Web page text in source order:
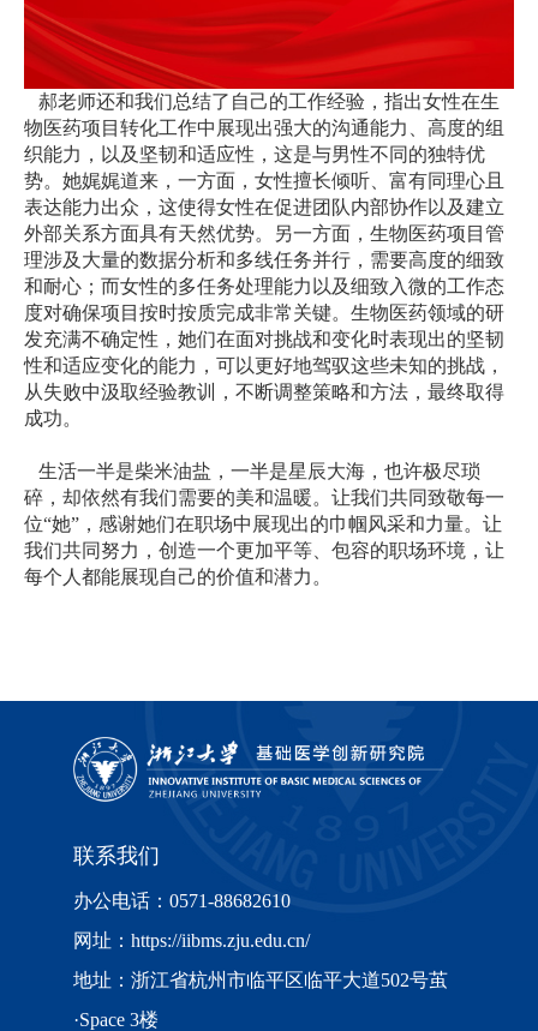
郝老师还和我们总结了自己的工作经验，指出女性在生
物医药项目转化工作中展现出强大的沟通能力、高度的组
织能力，以及坚韧和适应性，这是与男性不同的独特优
势。她娓娓道来，一方面，女性擅长倾听、富有同理心且
表达能力出众，这使得女性在促进团队内部协作以及建立
外部关系方面具有天然优势。另一方面，生物医药项目管
理涉及大量的数据分析和多线任务并行，需要高度的细致
和耐心；而女性的多任务处理能力以及细致入微的工作态
度对确保项目按时按质完成非常关键。生物医药领域的研
发充满不确定性，她们在面对挑战和变化时表现出的坚韧
性和适应变化的能力，可以更好地驾驭这些未知的挑战，
从失败中汲取经验教训，不断调整策略和方法，最终取得
成功。
生活一半是柴米油盐，一半是星辰大海，也许极尽琐
碎，却依然有我们需要的美和温暖。让我们共同致敬每一
位“她”，感谢她们在职场中展现出的巾帼风采和力量。让
我们共同努力，创造一个更加平等、包容的职场环境，让
每个人都能展现自己的价值和潜力。
联系我们
办公电话：0571-88682610
网址：https://iibms.zju.edu.cn/
地址：浙江省杭州市临平区临平大道502号茧
·Space 3楼